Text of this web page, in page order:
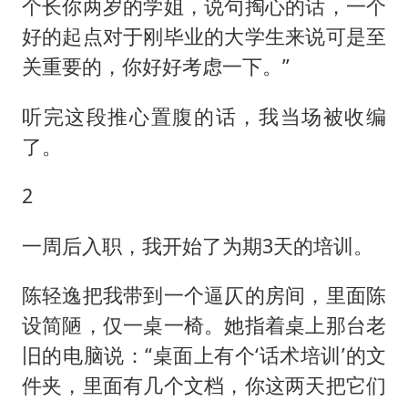
个长你两岁的学姐，说句掏心的话，一个
好的起点对于刚毕业的大学生来说可是至
关重要的，你好好考虑一下。”
听完这段推心置腹的话，我当场被收编
了。
2
一周后入职，我开始了为期3天的培训。
陈轻逸把我带到一个逼仄的房间，里面陈
设简陋，仅一桌一椅。她指着桌上那台老
旧的电脑说：“桌面上有个‘话术培训’的文
件夹，里面有几个文档，你这两天把它们